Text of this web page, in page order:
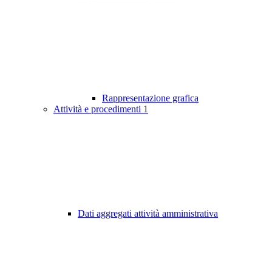
Rappresentazione grafica
Attività e procedimenti 1
Dati aggregati attività amministrativa